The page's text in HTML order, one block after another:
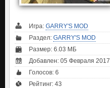
Игра: GARRY'S MOD
Раздел: GARRY'S MOD
Размер: 6.03 МБ
Добавлен: 05 Февраля 2017
Голосов: 6
Рейтинг: 43